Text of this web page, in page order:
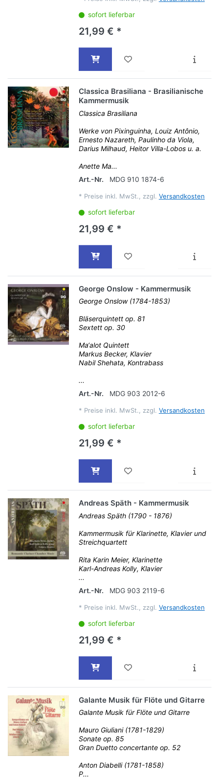
sofort lieferbar
21,99 € *
Classica Brasiliana - Brasilianische
Kammermusik
Classica Brasiliana
Werke von Pixinguinha, Louiz Antônio,
Ernesto Nazareth, Paulinho da Viola,
Darius Milhaud, Heitor Villa-Lobos u. a.
Anette Ma...
Art.-Nr.
MDG 910 1874-6
* Preise inkl. MwSt., zzgl. Versandkosten
sofort lieferbar
21,99 € *
George Onslow - Kammermusik
George Onslow (1784-1853)
Bläserquintett op. 81
Sextett op. 30
Ma‘alot Quintett
Markus Becker, Klavier
Nabil Shehata, Kontrabass
...
Art.-Nr.
MDG 903 2012-6
* Preise inkl. MwSt., zzgl. Versandkosten
sofort lieferbar
21,99 € *
Andreas Späth - Kammermusik
Andreas Späth (1790 - 1876)
Kammermusik für Klarinette, Klavier und
Streichquartett
Rita Karin Meier, Klarinette
Karl-Andreas Kolly, Klavier
...
Art.-Nr.
MDG 903 2119-6
* Preise inkl. MwSt., zzgl. Versandkosten
sofort lieferbar
21,99 € *
Galante Musik für Flöte und Gitarre
Galante Musik für Flöte und Gitarre
Mauro Giuliani (1781-1829)
Sonate op. 85
Gran Duetto concertante op. 52
Anton Diabelli (1781-1858)
P...